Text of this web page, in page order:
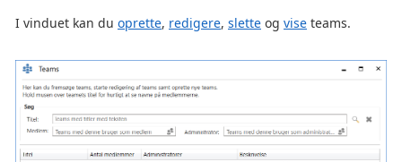
I vinduet kan du oprette, redigere, slette og vise teams.